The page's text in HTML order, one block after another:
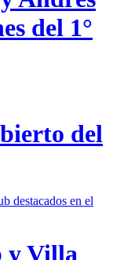
del 1°
del
y Villa